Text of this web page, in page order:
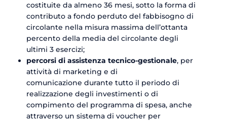
costituite da almeno 36 mesi, sotto la forma di
contributo a fondo perduto del fabbisogno di
circolante nella misura massima dell’ottanta
percento della media del circolante degli
ultimi 3 esercizi;
percorsi di assistenza tecnico-gestionale, per
attività di marketing e di
comunicazione durante tutto il periodo di
realizzazione degli investimenti o di
compimento del programma di spesa, anche
attraverso un sistema di voucher per